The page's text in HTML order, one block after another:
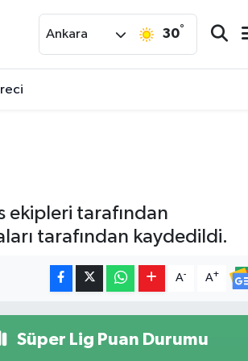
Ankara 30°
ekipleri tarafından
tarafından kaydedildi.
A- A+
Süper Lig Puan Durumu